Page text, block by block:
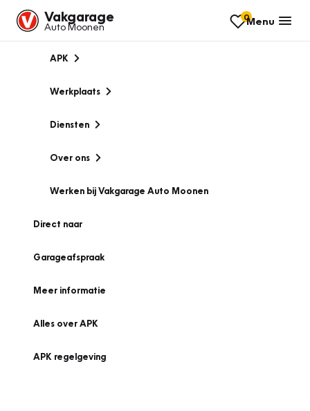
Vakgarage
Auto Moonen
0Menu
APK
Werkplaats
Diensten
Over ons
Werken bij Vakgarage Auto Moonen
Direct naar
Garageafspraak
Meer informatie
Alles over APK
APK regelgeving